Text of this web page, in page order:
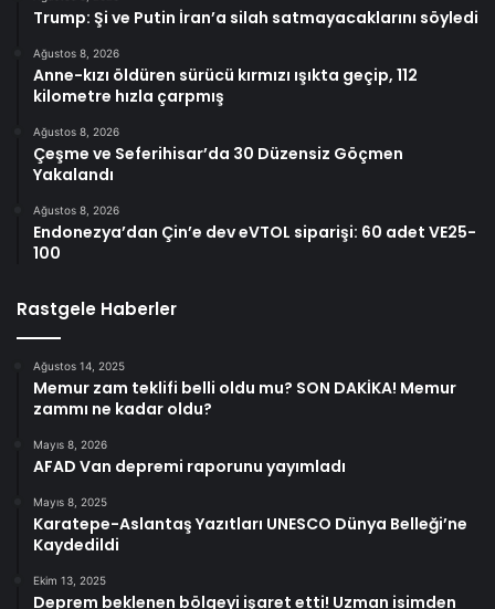
Trump: Şi ve Putin İran’a silah satmayacaklarını söyledi
Ağustos 8, 2026
Anne-kızı öldüren sürücü kırmızı ışıkta geçip, 112
kilometre hızla çarpmış
Ağustos 8, 2026
Çeşme ve Seferihisar’da 30 Düzensiz Göçmen
Yakalandı
Ağustos 8, 2026
Endonezya’dan Çin’e dev eVTOL siparişi: 60 adet VE25-
100
Rastgele Haberler
Ağustos 14, 2025
Memur zam teklifi belli oldu mu? SON DAKİKA! Memur
zammı ne kadar oldu?
Mayıs 8, 2026
AFAD Van depremi raporunu yayımladı
Mayıs 8, 2025
Karatepe-Aslantaş Yazıtları UNESCO Dünya Belleği’ne
Kaydedildi
Ekim 13, 2025
Deprem beklenen bölgeyi işaret etti! Uzman isimden